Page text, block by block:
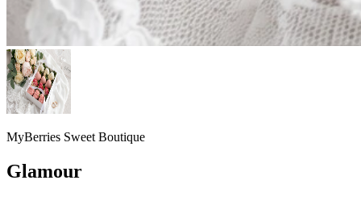
MyBerries Sweet Boutique
Glamour